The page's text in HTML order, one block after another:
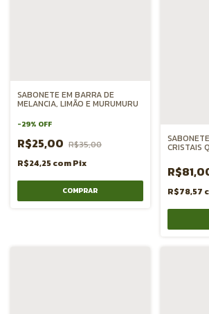
SABONETE EM BARRA DE
MELANCIA, LIMÃO E MURUMURU
-29% OFF
R$25,00 R$35,00
R$24,25comPix
CRISTAIS
R$78,57